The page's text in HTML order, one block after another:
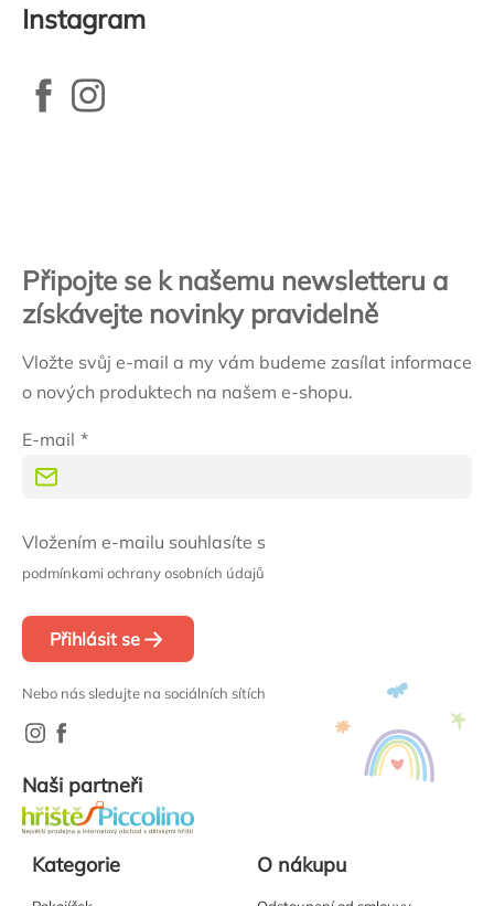
Instagram
Připojte se k našemu newsletteru a
získávejte novinky pravidelně
Vložte svůj e-mail a my vám budeme zasílat informace
o nových produktech na našem e-shopu.
E-mail
Vložením e-mailu souhlasíte s
podmínkami ochrany osobních údajů
Přihlásit se
Nebo nás sledujte na sociálních sítích
Naši partneři
Kategorie O nákupu